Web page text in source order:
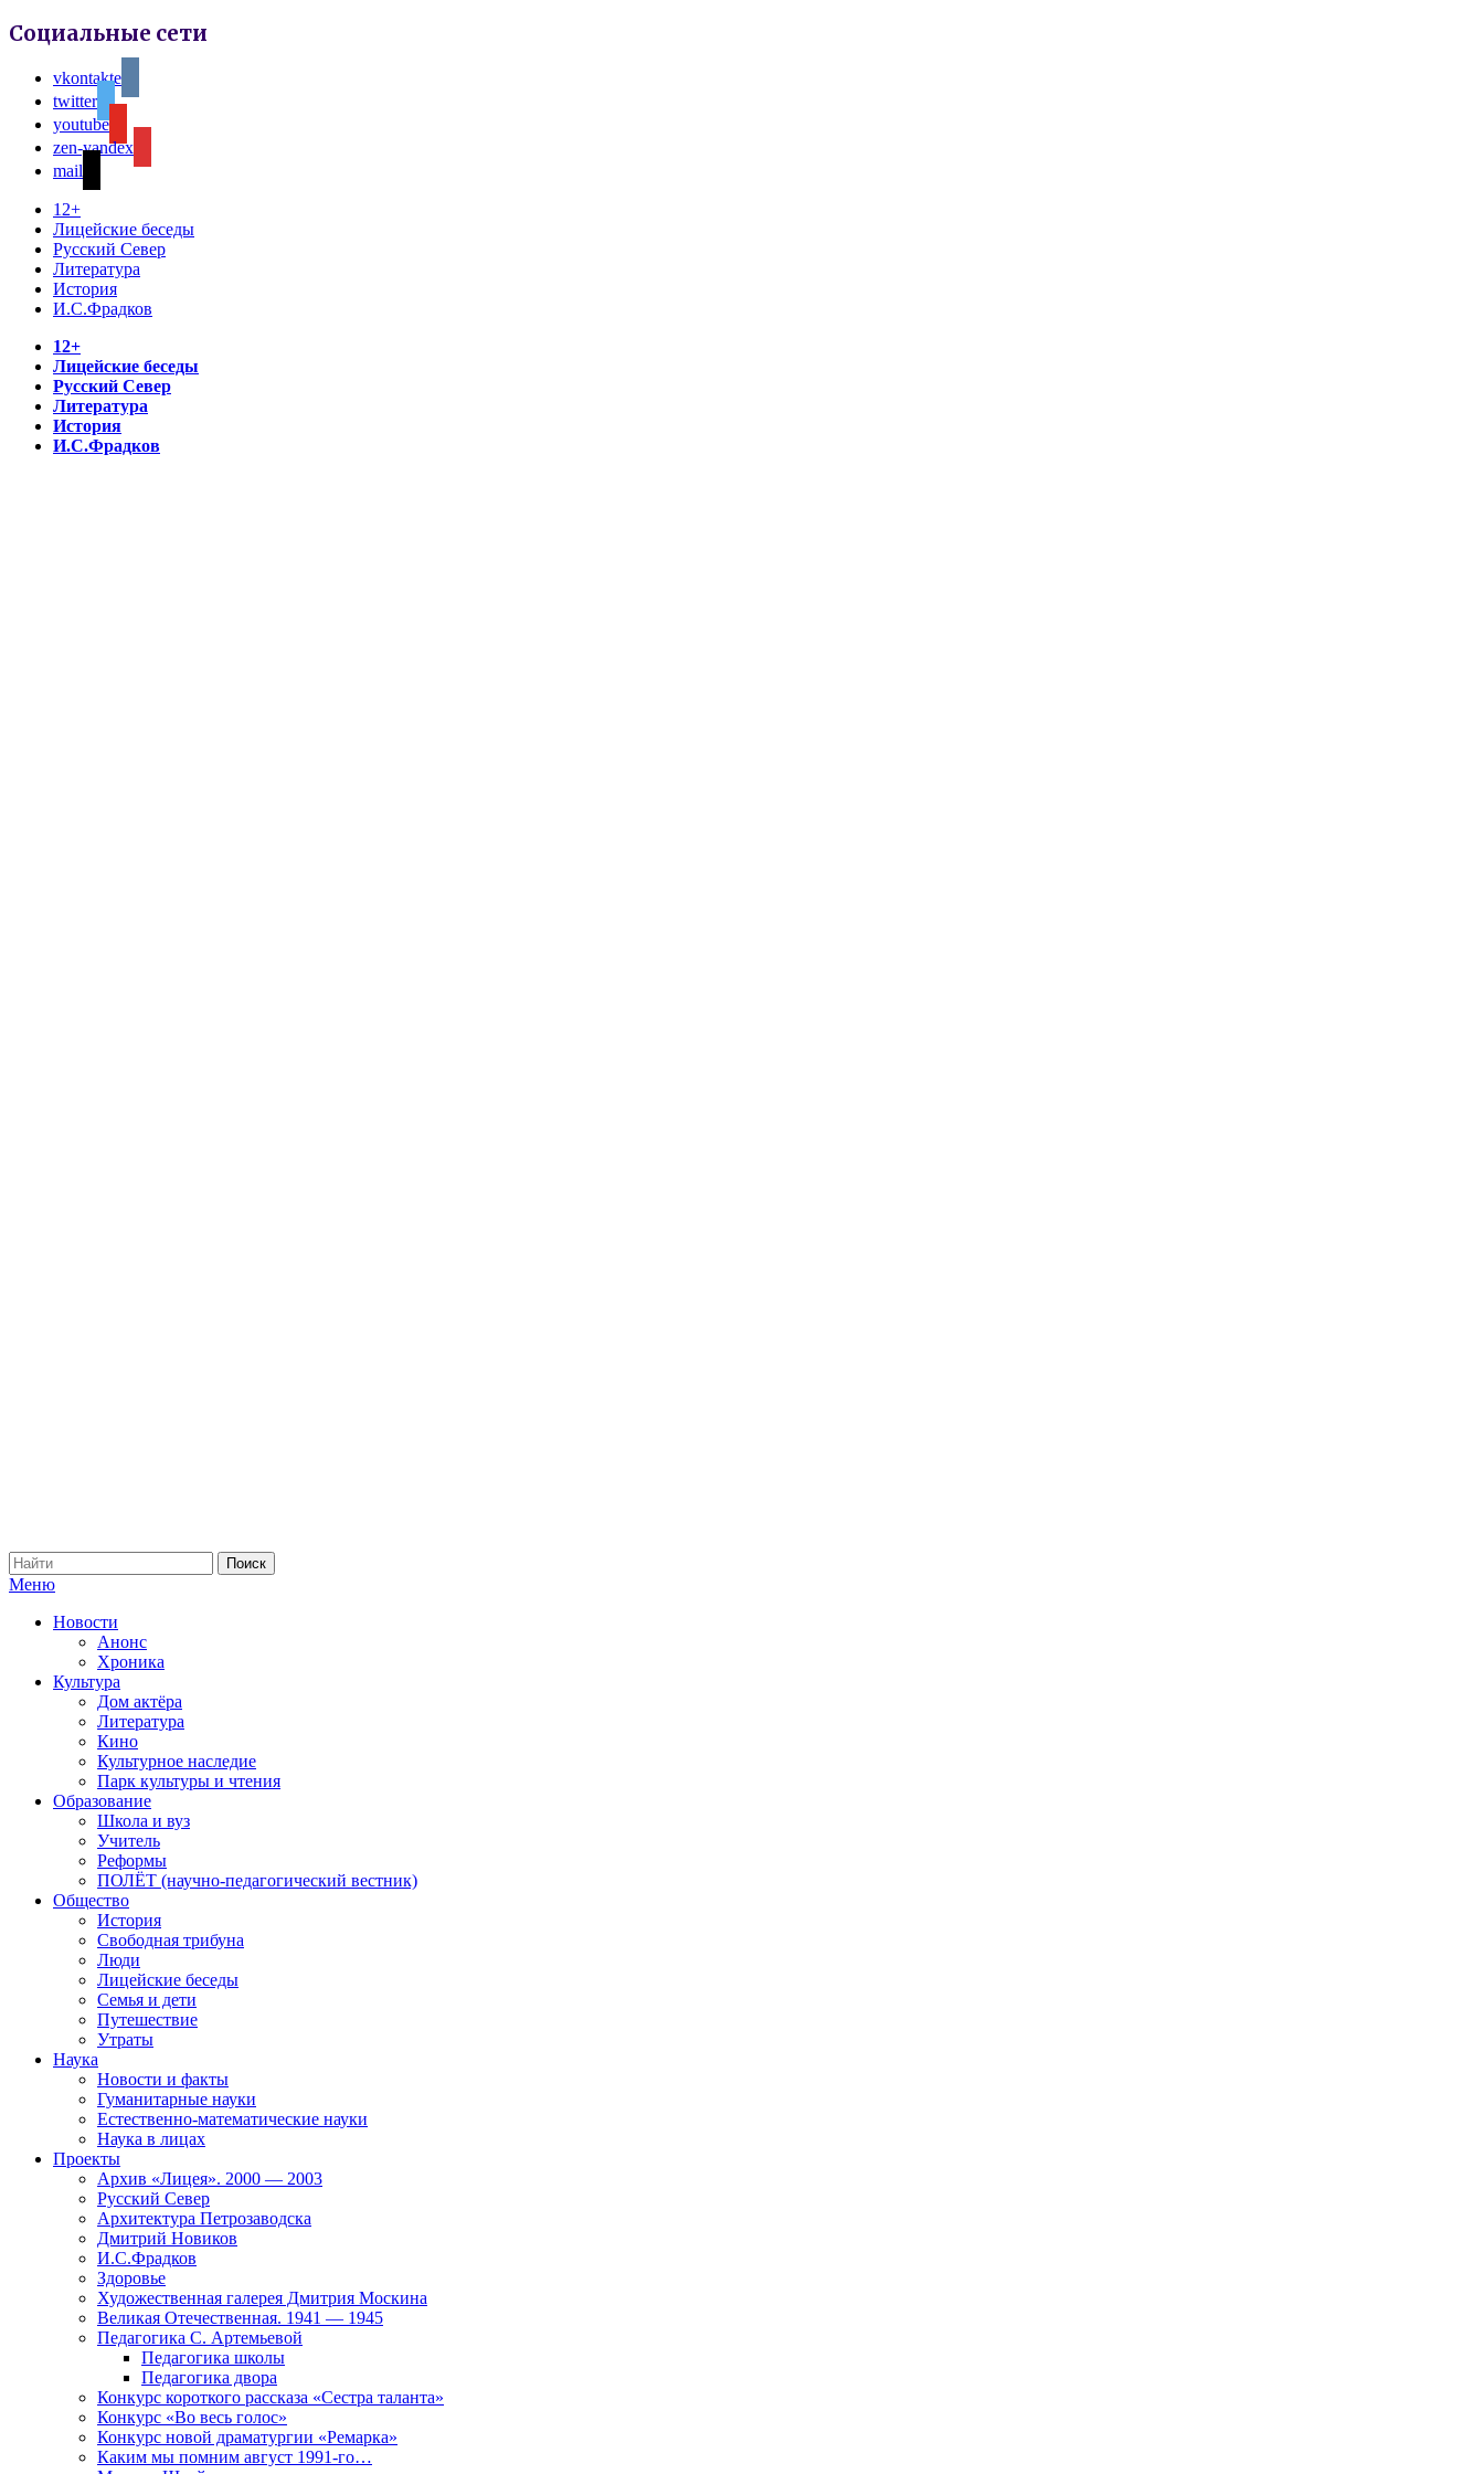
Социальные сети
vkontakte
twitter
youtube
zen-yandex
mail
12+
Лицейские беседы
Русский Север
Литература
История
И.С.Фрадков
12+
Лицейские беседы
Русский Север
Литература
История
И.С.Фрадков
Меню
Новости
Анонс
Хроника
Культура
Дом актёра
Литература
Кино
Культурное наследие
Парк культуры и чтения
Образование
Школа и вуз
Учитель
Реформы
ПОЛЁТ (научно-педагогический вестник)
Общество
История
Свободная трибуна
Люди
Лицейские беседы
Семья и дети
Путешествие
Утраты
Наука
Новости и факты
Гуманитарные науки
Естественно-математические науки
Наука в лицах
Проекты
Архив «Лицея». 2000 — 2003
Русский Север
Архитектура Петрозаводска
Дмитрий Новиков
И.С.Фрадков
Здоровье
Художественная галерея Дмитрия Москина
Великая Отечественная. 1941 — 1945
Педагогика С. Артемьевой
Педагогика школы
Педагогика двора
Конкурс короткого рассказа «Сестра таланта»
Конкурс «Во весь голос»
Конкурс новой драматургии «Ремарка»
Каким мы помним август 1991-го…